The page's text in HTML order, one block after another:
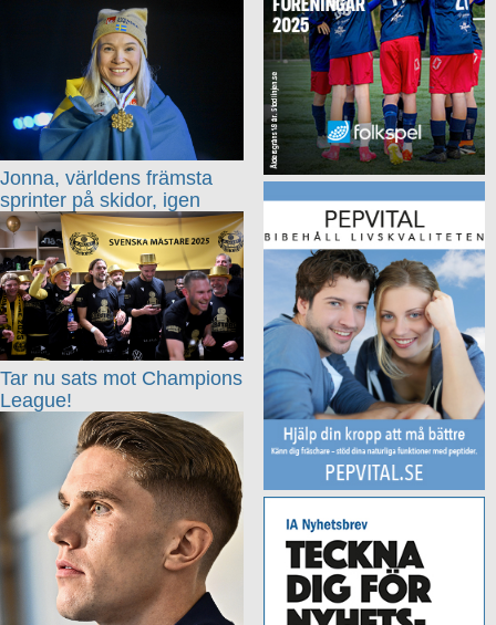
Jonna, världens främsta
sprinter på skidor, igen
Tar nu sats mot Champions
League!